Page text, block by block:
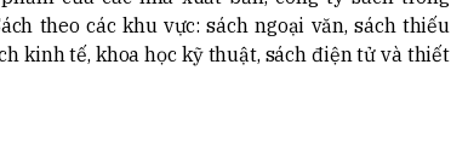
theo các khu vực: sách ngoại văn, sách thiếu
kinh tế, khoa học kỹ thuật, sách điện tử và thiết